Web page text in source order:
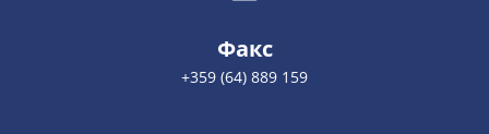
Факс
+359 (64) 889 159